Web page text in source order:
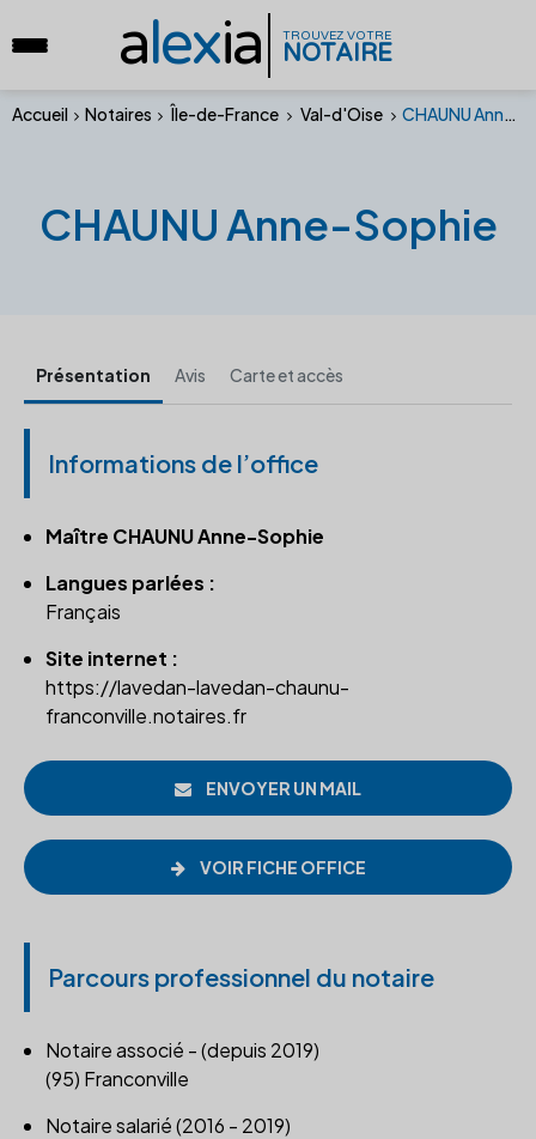
alexia TROUVEZ VOTRE
NOTAIRE
Accueil Notaires Île-de-France Val-d'Oise CHAUNU Anne-Sophie
CHAUNU Anne-Sophie
Présentation Avis Carte et accès
Informations de l’office
Maître CHAUNU Anne-Sophie
Langues parlées :
Français
Site internet :
https://lavedan-lavedan-chaunu-
franconville.notaires.fr
ENVOYER UN MAIL
VOIR FICHE OFFICE
Parcours professionnel du notaire
Notaire associé - (depuis 2019)
(95) Franconville
Notaire salarié (2016 - 2019)